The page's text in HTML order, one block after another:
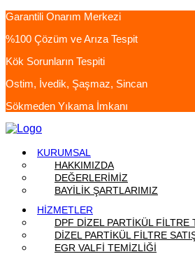
Garantili Onarım Merkezi
%100 Çözüm ve Arıza Tespit
Kök Sorunların Tespiti
Ostim, İvedik, Şaşmaz, Sincan
Sökmeden Yıkama İmkanı
KURUMSAL
HAKKIMIZDA
DEĞERLERİMİZ
BAYİLİK ŞARTLARIMIZ
HİZMETLER
DPF DİZEL PARTİKÜL FİLTRE
DİZEL PARTİKÜL FİLTRE
EGR VALFİ TEMİZLİĞİ